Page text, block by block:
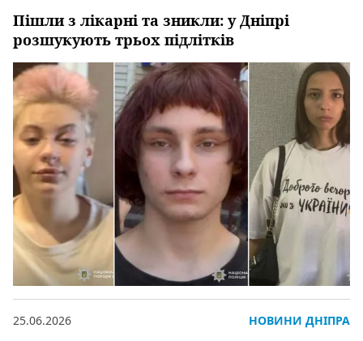
Пішли з лікарні та зникли: у Дніпрі
розшукують трьох підлітків
25.06.2026 НОВИНИ ДНІПРА